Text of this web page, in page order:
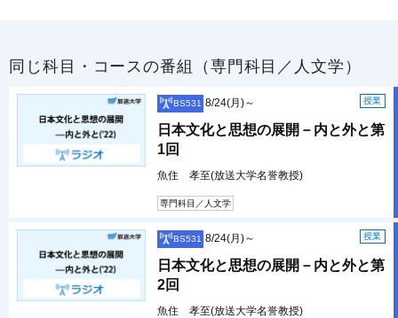
同じ科目・コースの番組（専門科目／人文学）
BS531 授業
8/24(月)～
日本文化と思想の展開－内と外と第
1回
魚住 孝至(放送大学名誉教授)
専門科目／人文学
BS531 授業
8/24(月)～
日本文化と思想の展開－内と外と第
2回
魚住 孝至(放送大学名誉教授)